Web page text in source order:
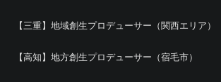
【三重】地域創生プロデューサー（関西エリア）
【高知】地方創生プロデューサー（宿毛市）